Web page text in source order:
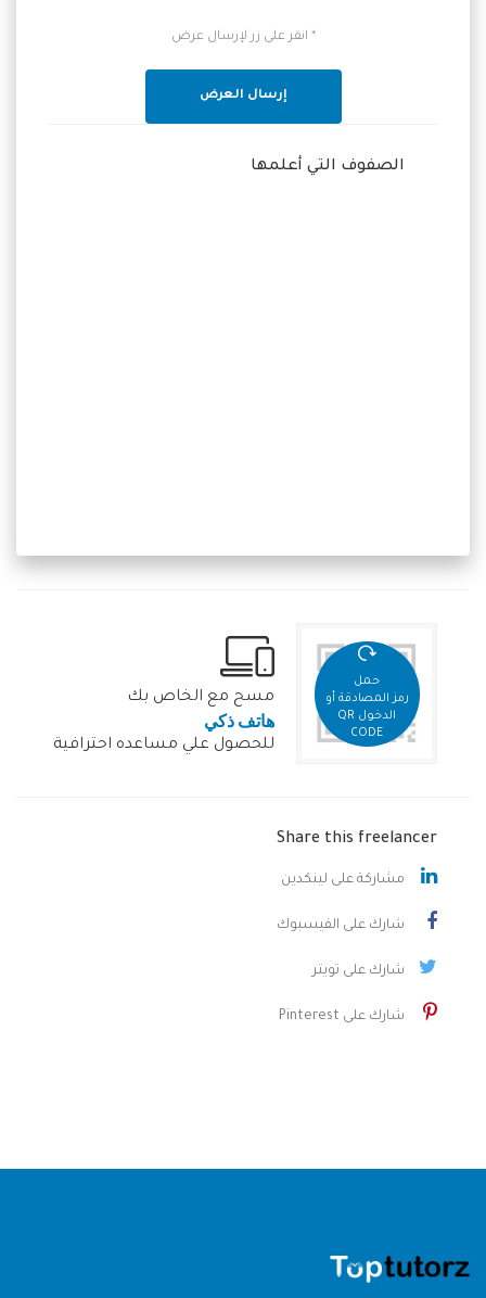
* انقر على زر لإرسال عرض
إرسال العرض
الصفوف التي أعلمها
حمل
رمز المصادقة أو
الدخول QR
CODE
مسح مع الخاص بك
هاتف ذكي
للحصول علي مساعده احترافية
Share this freelancer
مشاركة على لينكدين
شارك على الفيسبوك
شارك على تويتر
شارك على Pinterest